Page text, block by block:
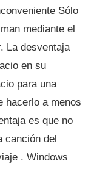
Sólo
mediante el
La desventaja
en su
para una
hacerlo a menos
es que no
canción del
. Windows